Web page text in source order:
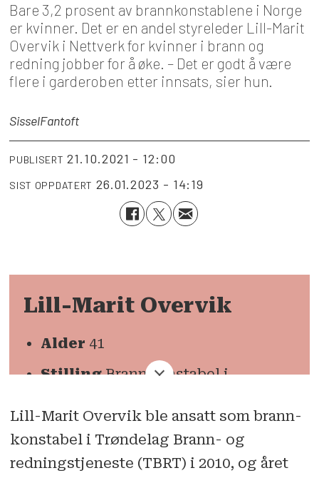
Bare 3,2 prosent av brannkonstablene i Norge
er kvinner. Det er en andel styreleder Lill-Marit
Overvik i Nettverk for kvinner i brann og
redning jobber for å øke. – Det er godt å være
flere i garderoben etter innsats, sier hun.
SisselFantoft
PUBLISERT 21.10.2021 - 12:00
SIST OPPDATERT 26.01.2023 - 14:19
Lill-Marit Overvik
Alder 41
StillingBrannkonstabel i
redningstjeneste /
nødalarmoperatør i Midt-Norge
110-sentral. Styreleder i Nettverk
Lill-Marit Overvik ble ansatt som brann­
konstabel i Trøndelag Brann- og
rednings­tjeneste (TBRT) i 2010, og året